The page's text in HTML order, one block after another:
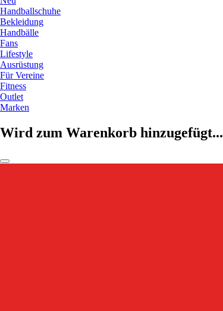
Handballschuhe
Bekleidung
Handbälle
Fans
Lifestyle
Ausrüstung
Für Vereine
Fitness
Outlet
Marken
Wird zum Warenkorb hinzugefügt...